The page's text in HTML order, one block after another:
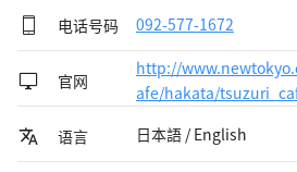
电话号码 092-577-1672
官网
http://
afe/hakata/
语言
日本語 / English